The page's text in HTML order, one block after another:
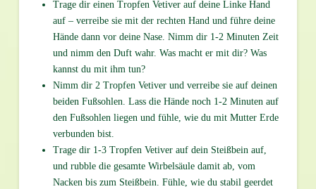
Trage dir einen Tropfen Vetiver auf deine Linke Hand
auf – verreibe sie mit der rechten Hand und führe deine
Hände dann vor deine Nase. Nimm dir 1-2 Minuten Zeit
und nimm den Duft wahr. Was macht er mit dir? Was
kannst du mit ihm tun?
Nimm dir 2 Tropfen Vetiver und verreibe sie auf deinen
beiden Fußsohlen. Lass die Hände noch 1-2 Minuten auf
den Fußsohlen liegen und fühle, wie du mit Mutter Erde
verbunden bist.
Trage dir 1-3 Tropfen Vetiver auf dein Steißbein auf,
und rubble die gesamte Wirbelsäule damit ab, vom
Nacken bis zum Steißbein. Fühle, wie du stabil geerdet